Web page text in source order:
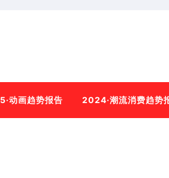
动画趋势报告 2024·潮流消费趋势